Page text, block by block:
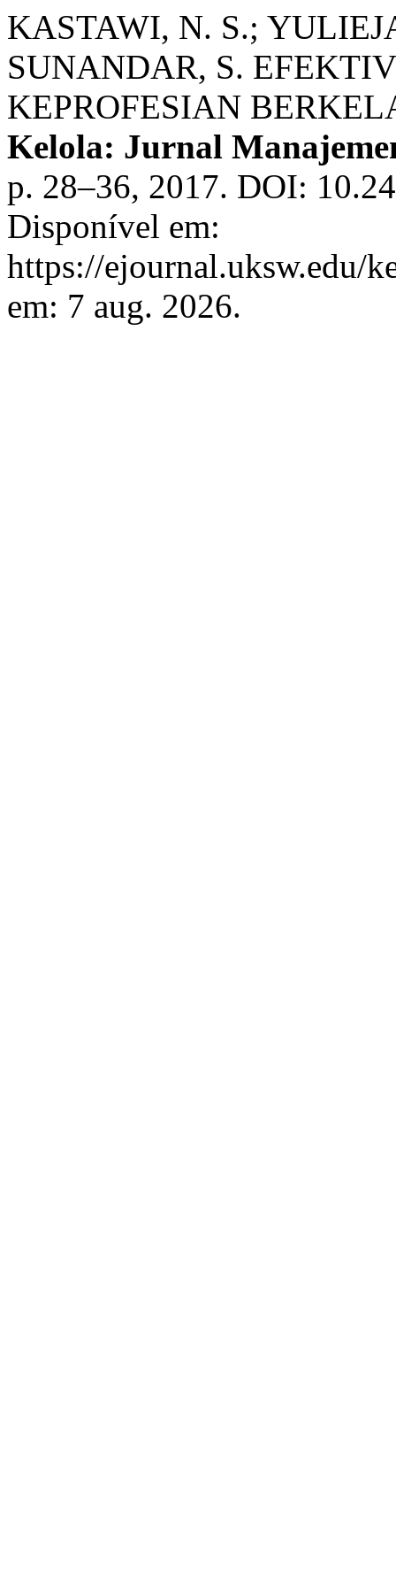
KASTAWI, N. S.;
SUNANDAR, S.
KEPROFESIAN
Kelola: Jurnal
p. 28–36, 2017. DOI:
Disponível em:
https://ejournal.uksw.edu/
em: 7 aug. 2026.